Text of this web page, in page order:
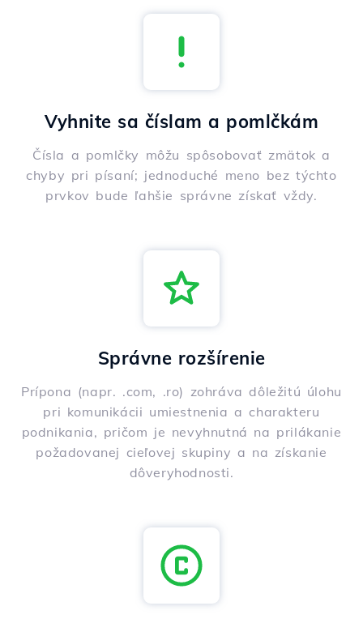
Vyhnite sa číslam a pomlčkám
Čísla a pomlčky môžu spôsobovať zmätok a
chyby pri písaní; jednoduché meno bez týchto
prvkov bude ľahšie správne získať vždy.
Správne rozšírenie
Prípona (napr. .com, .ro) zohráva dôležitú úlohu
pri komunikácii umiestnenia a charakteru
podnikania, pričom je nevyhnutná na prilákanie
požadovanej cieľovej skupiny a na získanie
dôveryhodnosti.